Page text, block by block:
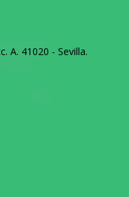
A. 41020 - Sevilla.